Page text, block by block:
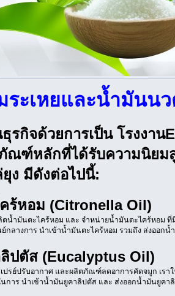
ะเหยและน้ำมันน
ธุรกิจด้วยการเป็น โรงง
ณฑ์หลักที่ได้รับความนิยม
ยุง มีดังต่อไปนี้:
ร้หอม (Citronella Oil)
น้ำมันตะไคร้หอม และ จำหน่ายน้ำมันตะไคร้หอม
ย์กลางการ นำเข้าน้ำมันตะไคร้หอม รวมถึง ส่งออก
ปตัส (Eucalyptus Oil)
ปรย์ปรับอากาศ และผลิตภัณฑ์ลดอาการคัดจมูก เ
การ นำเข้าน้ำมันยูคาลิปตัส และ ส่งออกน้ำมันยูคา